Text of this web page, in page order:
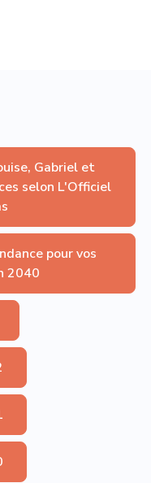
Gabriel et
selon L'Officiel
pour vos
2040